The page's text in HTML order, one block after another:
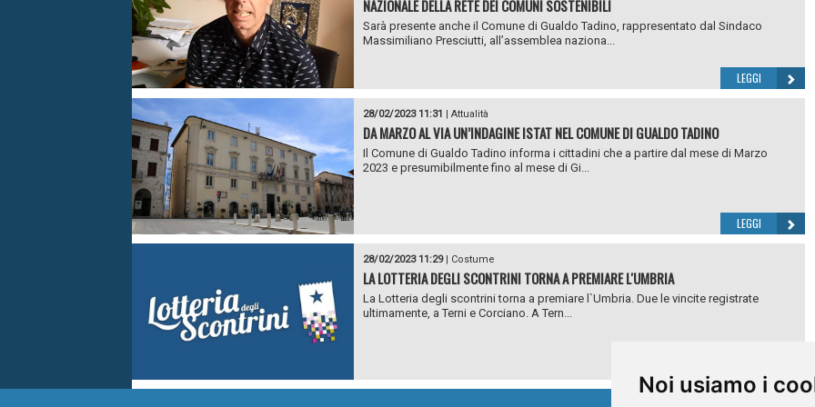
Noi usiamo i
NAZIONALE DELLA RETE DEI COMUNI SOSTENIBILI
Sarà presente anche il Comune di Gualdo Tadino, rappresentato dal Sindaco
Massimiliano Presciutti, all’assemblea naziona...
LEGGI
28/02/2023 11:31 Attualità
DA MARZO AL VIA UN’INDAGINE ISTAT NEL COMUNE DI GUALDO TADINO
Il Comune di Gualdo Tadino informa i cittadini che a partire dal mese di Marzo
2023 e presumibilmente fino al mese di Gi...
LEGGI
28/02/2023 11:29| Costume
LA LOTTERIA DEGLI SCONTRINI TORNA A PREMIARE L'UMBRIA
La Lotteria degli scontrini torna a premiare l`Umbria. Due le vincite registrate
ultimamente, a Terni e Corciano. A Tern...